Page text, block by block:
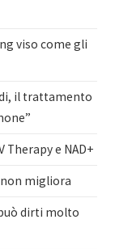
viso come gli
il trattamento
e NAD+
non migliora
dirti molto